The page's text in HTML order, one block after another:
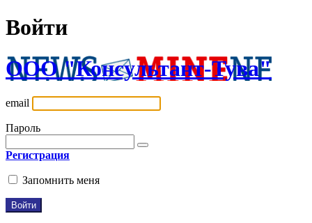
Войти
ООО "Консультант-Тува"
email
Пароль
Регистрация
Запомнить меня